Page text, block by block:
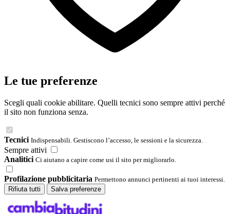
Le tue preferenze
Scegli quali cookie abilitare. Quelli tecnici sono sempre attivi perché
il sito non funziona senza.
Tecnici Indispensabili. Gestiscono l’accesso, le sessioni e la sicurezza.
Sempre attivi
Analitici Ci aiutano a capire come usi il sito per migliorarlo.
Profilazione pubblicitaria Permettono annunci pertinenti ai tuoi interessi.
Rifiuta tutti
Salva preferenze